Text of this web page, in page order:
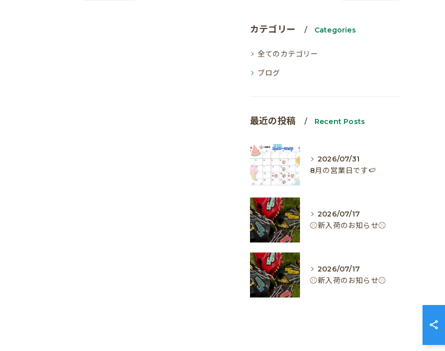
カテゴリー Categories
全てのカテゴリー
ブログ
最近の投稿 Recent Posts
2026/07/31
8月の営業日です🍉
2026/07/17
⚾️新入荷のお知らせ⚾️
2026/07/17
⚾️新入荷のお知らせ⚾️